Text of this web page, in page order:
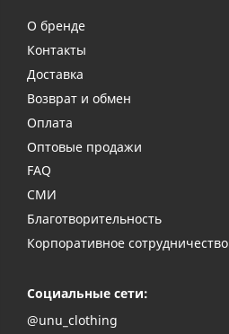
О бренде
Контакты
Доставка
Возврат и обмен
Оплата
Оптовые продажи
FAQ
СМИ
Благотворительность
Корпоративное сотрудничество
Социальные сети:
@unu_clothing